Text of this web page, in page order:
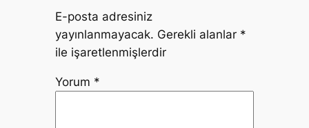
E-posta adresiniz
yayınlanmayacak. Gerekli alanlar *
ile işaretlenmişlerdir
Yorum *